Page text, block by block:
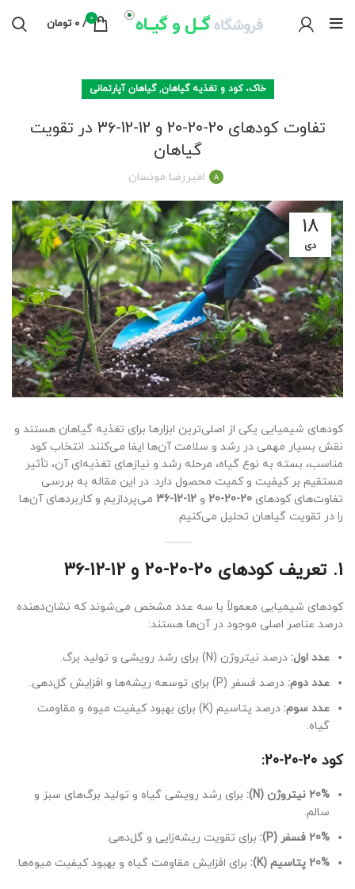
0
/
0 تومان
خاک، کود و تغذیه گیاهان,گیاهان آپارتمانی
تفاوت کودهای 20-20-20 و 12-12-36 در تقویت
گیاهان
امیررضا مونسان
18
دی
کودهای شیمیایی یکی از اصلی‌ترین ابزارها برای تغذیه گیاهان هستند و
نقش بسیار مهمی در رشد و سلامت آن‌ها ایفا می‌کنند. انتخاب کود
مناسب، بسته به نوع گیاه، مرحله رشد و نیازهای تغذیه‌ای آن، تأثیر
مستقیم بر کیفیت و کمیت محصول دارد. در این مقاله به بررسی
تفاوت‌های کودهای 20-20-20 و 12-12-36
می‌پردازیم و کاربردهای آن‌ها
را در تقویت گیاهان تحلیل می‌کنیم.
1. تعریف کودهای 20-20-20 و 12-12-36
کودهای شیمیایی معمولاً با سه عدد مشخص می‌شوند که نشان‌دهنده
درصد عناصر اصلی موجود در آن‌ها هستند:
عدد اول: درصد نیتروژن (N) برای رشد رویشی و تولید برگ.
عدد دوم: درصد فسفر (P) برای توسعه ریشه‌ها و افزایش گل‌دهی.
عدد سوم:
درصد پتاسیم (K) برای بهبود کیفیت میوه و مقاومت
گیاه.
کود 20-20-20:
20% نیتروژن (N):
برای رشد رویشی گیاه و تولید برگ‌های سبز و
سالم.
20% فسفر (P):
برای تقویت ریشه‌زایی و گل‌دهی.
20% پتاسیم (K):
برای افزایش مقاومت گیاه و بهبود کیفیت میوه‌ها.